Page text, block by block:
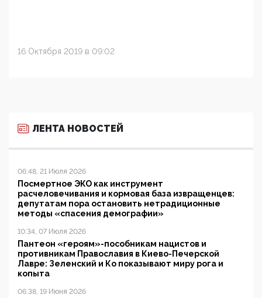
16 Октября 2019 в 09:02
ЛЕНТА НОВОСТЕЙ
06:48, 21 Июля 2026
Посмертное ЭКО как инструмент
расчеловечивания и кормовая база извращенцев:
депутатам пора остановить нетрадиционные
методы «спасения демографии»
10:34, 07 Июля 2026
Пантеон «героям»-пособникам нацистов и
противникам Православия в Киево-Печерской
Лавре: Зеленский и Ко показывают миру рога и
копыта
06:38, 19 Июня 2026